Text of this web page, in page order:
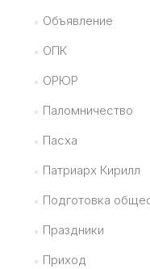
Объявление
ОПК
ОРЮР
Паломничество
Пасха
Патриарх Кирилл
Подготовка
Праздники
Приход